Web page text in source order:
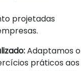
projetadas
Adaptamos o
práticos aos